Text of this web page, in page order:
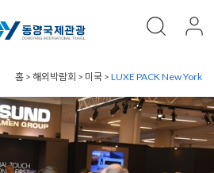
홈 > 해외박람회 > 미국 > LUXE PACK New York